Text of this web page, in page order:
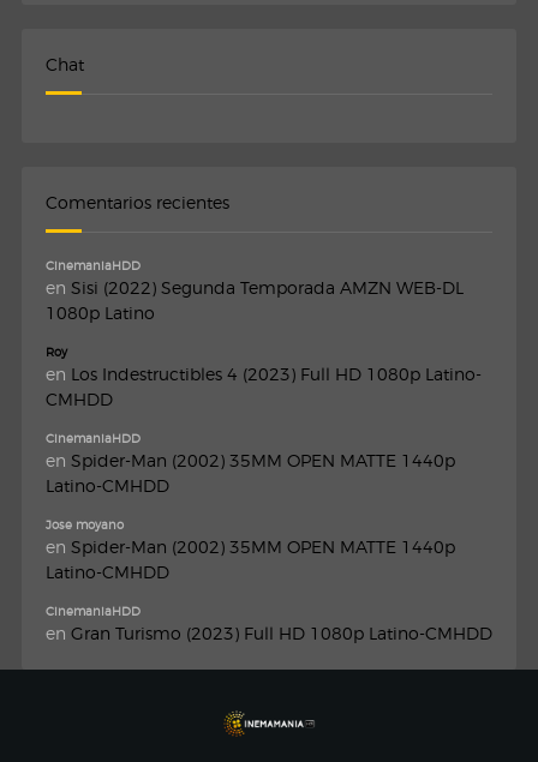
Chat
Comentarios recientes
CinemaniaHDD
en Sisi (2022) Segunda Temporada AMZN WEB-DL
1080p Latino
Roy
en Los Indestructibles 4 (2023) Full HD 1080p Latino-
CMHDD
CinemaniaHDD
en Spider-Man (2002) 35MM OPEN MATTE 1440p
Latino-CMHDD
Jose moyano
en Spider-Man (2002) 35MM OPEN MATTE 1440p
Latino-CMHDD
CinemaniaHDD
en Gran Turismo (2023) Full HD 1080p Latino-CMHDD